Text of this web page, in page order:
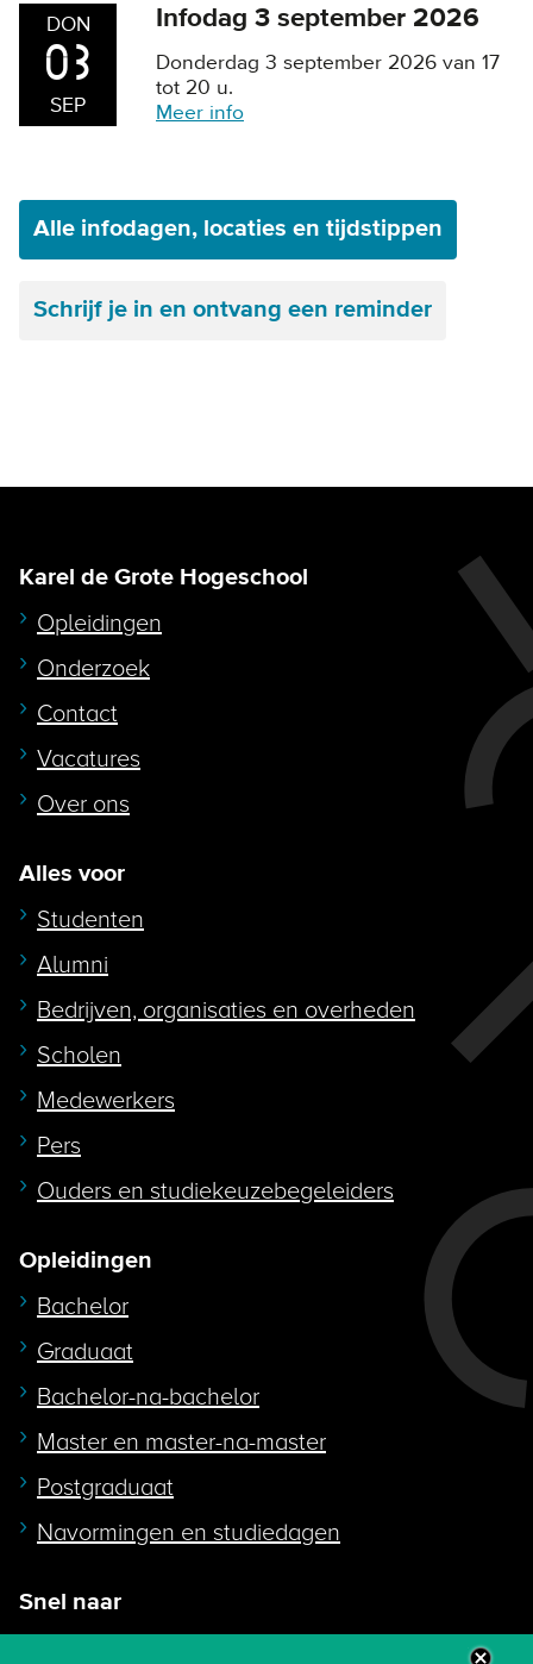
DON
03
SEP
Infodag 3 september 2026
Donderdag 3 september 2026 van 17
tot 20 u.
Meer info
Alle infodagen, locaties en tijdstippen
Schrijf je in en ontvang een reminder
Karel de Grote Hogeschool
Opleidingen
Onderzoek
Contact
Vacatures
Over ons
Alles voor
Studenten
Alumni
Bedrijven, organisaties en overheden
Scholen
Medewerkers
Pers
Ouders en studiekeuzebegeleiders
Opleidingen
Bachelor
Graduaat
Bachelor-na-bachelor
Master en master-na-master
Postgraduaat
Navormingen en studiedagen
Snel naar